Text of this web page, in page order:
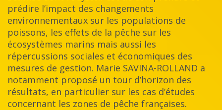
prédire l’impact des changements
environnementaux sur les populations de
poissons, les effets de la pêche sur les
écosystèmes marins mais aussi les
répercussions sociales et économiques des
mesures de gestion. Marie SAVINA-ROLLAND a
notamment proposé un tour d’horizon des
résultats, en particulier sur les cas d’études
concernant les zones de pêche françaises.